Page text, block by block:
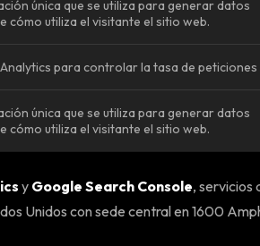
única que se utiliza para generar datos
cómo utiliza el visitante el sitio web.
para controlar la tasa de peticiones
única que se utiliza para generar datos
cómo utiliza el visitante el sitio web.
y Google Search Console, servicios
Unidos con sede central en 1600